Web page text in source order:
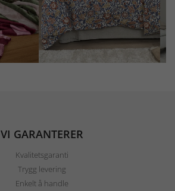
VI GARANTERER
Kvalitetsgaranti
Trygg levering
Enkelt å handle